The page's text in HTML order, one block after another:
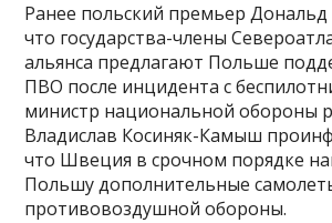
Ранее польский премьер Дональд
что государства-члены
альянса предлагают Польше
ПВО после инцидента с
министр национальной обороны
Владислав Косиняк-Камыш
что Швеция в срочном порядке
Польшу дополнительные
противовоздушной обороны.